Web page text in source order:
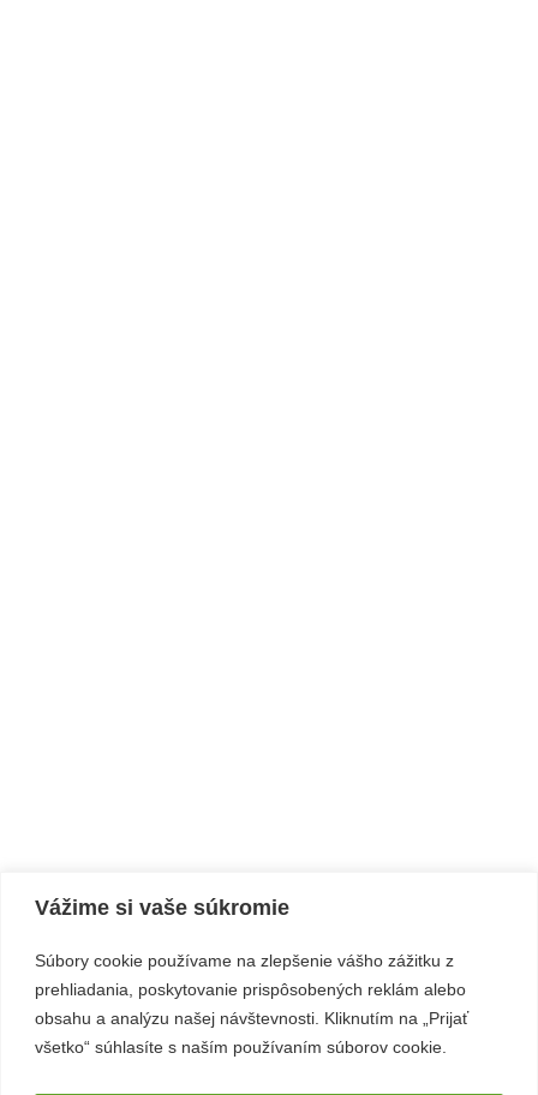
Vážime si vaše súkromie
Súbory cookie používame na zlepšenie vášho zážitku z
prehliadania, poskytovanie prispôsobených reklám alebo
obsahu a analýzu našej návštevnosti. Kliknutím na „Prijať
všetko“ súhlasíte s naším používaním súborov cookie.